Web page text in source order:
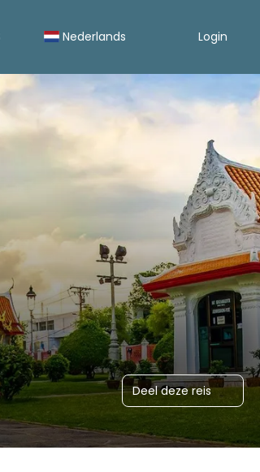
Nederlands Login
Deel deze reis